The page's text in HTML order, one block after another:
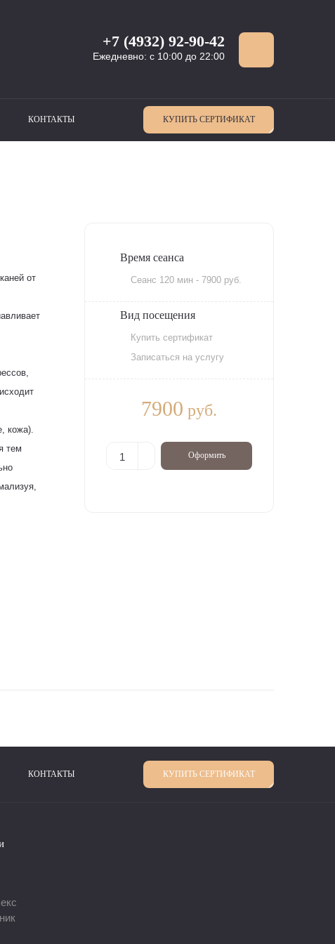
+7 (4932) 92-90-42
Ежедневно: с 10:00 до 22:00
КУПИТЬ СЕРТИФИКАТ
КОНТАКТЫ
Время сеанса
Сеанс 120 мин - 7900 руб.
Вид посещения
Купить сертификат
Записаться на услугу
7900 руб.
Оформить
от
кожа).
тем
КУПИТЬ СЕРТИФИКАТ
КОНТАКТЫ